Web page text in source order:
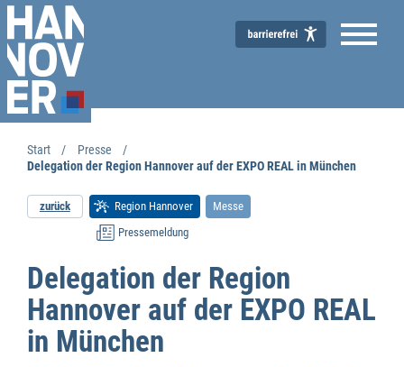
Start
Presse
Delegation der Region Hannover auf der EXPO REAL in München
zurück Region Hannover
Messe
Pressemeldung
Delegation der Region
Hannover auf der EXPO REAL
in München